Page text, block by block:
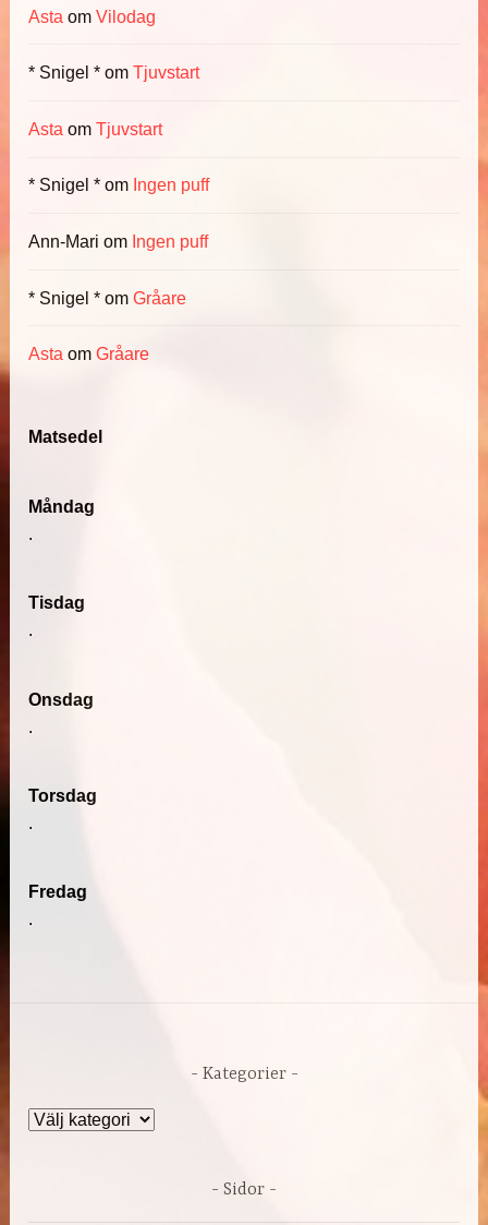
Asta omVilodag
* Snigel * omTjuvstart
Asta omTjuvstart
* Snigel * om Ingen puff
Ann-Mari om Ingen puff
* Snigel * omGråare
Asta omGråare
Matsedel
Måndag
.
Tisdag
.
Onsdag
.
Torsdag
.
Fredag
.
Kategorier
Kategorier
Sidor